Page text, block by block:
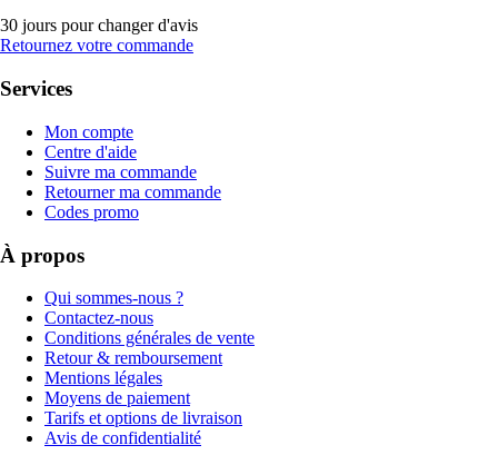
30 jours pour changer d'avis
Retournez votre commande
Services
Mon compte
Centre d'aide
Suivre ma commande
Retourner ma commande
Codes promo
À propos
Qui sommes-nous ?
Contactez-nous
Conditions générales de vente
Retour & remboursement
Mentions légales
Moyens de paiement
Tarifs et options de livraison
Avis de confidentialité